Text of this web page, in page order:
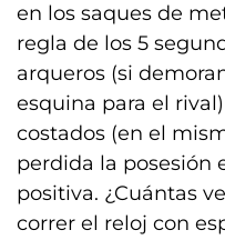
en los saques de
regla de los 5
arqueros (si
esquina para el
costados (en el
perdida la posesión
positiva. ¿Cuántas
correr el reloj con